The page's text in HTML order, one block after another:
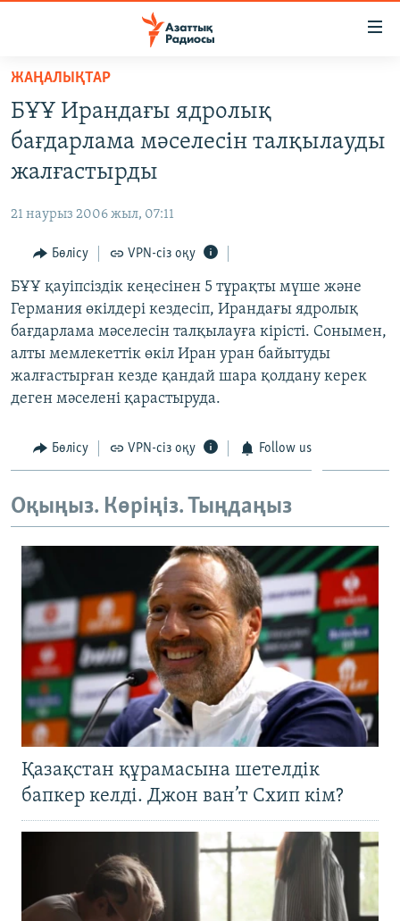
Skip
main
content
to
main
Navigation
Search
САЯСАТ
AZATTYQTV
АДАМ ҚҰҚЫҚТАРЫ
ӘЛЕУМЕТ
ӘЛЕМ
АРНАЙЫ ЖОБАЛАР
Басқа тілдерде
ЖАҢАЛЫҚТАР
БҰҰ Ирандағы ядролық
бағдарлама мәселесін талқылауды
жалғастырды
21 наурыз 2006 жыл, 07:11
Бөлісу VPN-сіз оқу
БҰҰ қауіпсіздік кеңесінен 5 тұрақты мүше және
Германия өкілдері кездесіп, Ирандағы ядролық
бағдарлама мәселесін талқылауға кірісті. Сонымен,
алты мемлекеттік өкіл Иран уран байытуды
жалғастырған кезде қандай шара қолдану керек
деген мәселені қарастыруда.
Бөлісу VPN-сіз оқу Follow us
Оқыңыз. Көріңіз. Тыңдаңыз
Қазақстан құрамасына шетелдік
бапкер келді. Джон ван’т Схип кім?